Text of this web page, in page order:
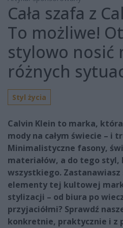
Cała szafa z
To możliwe!
stylowo nosić
różnych
Styl życia
Calvin Klein to marka,
mody na całym świecie – i
Minimalistyczne fasony,
materiałów, a do tego
wszystkiego. Zastanawiasz
elementy tej kultowej
stylizacji – od biura po
przyjaciółmi? Sprawdź
konkretnie, praktycznie i z